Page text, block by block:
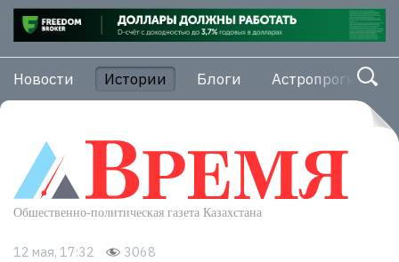
Новости Истории Блоги Астропрогноз
12 мая, 17:32 3068